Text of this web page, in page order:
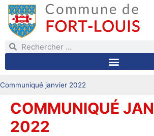
Communiqué janvier 2022
COMMUNIQUÉ
2022